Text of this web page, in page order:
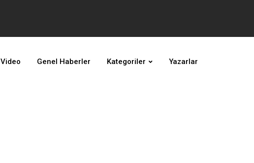
Video Genel Haberler Kategoriler Yazarlar